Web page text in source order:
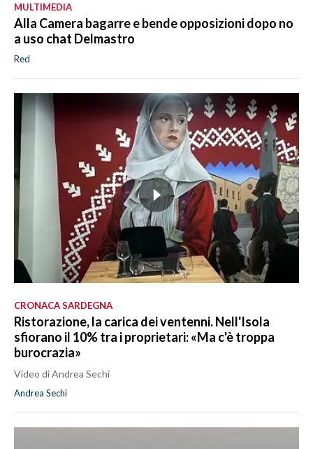
MULTIMEDIA
Alla Camera bagarre e bende opposizioni dopo no
a uso chat Delmastro
Red
CRONACA SARDEGNA
Ristorazione, la carica dei ventenni. Nell'Isola
sfiorano il 10% tra i proprietari: «Ma c'è troppa
burocrazia»
Video di Andrea Sechi
Andrea Sechi